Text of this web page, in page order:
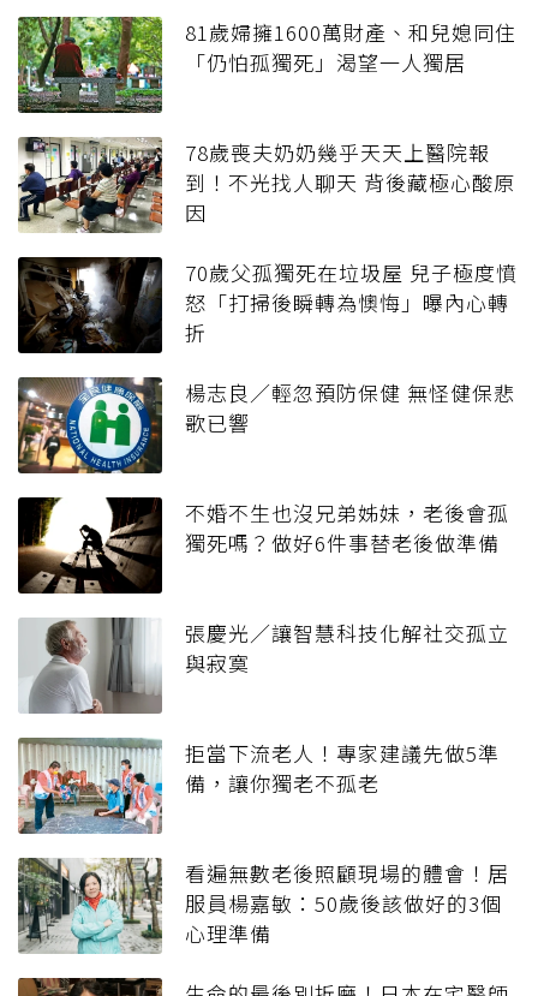
81歲婦擁1600萬財產、和兒媳同住
「仍怕孤獨死」渴望一人獨居
78歲喪夫奶奶幾乎天天上醫院報
到！不光找人聊天 背後藏極心酸原
因
70歲父孤獨死在垃圾屋 兒子極度憤
怒「打掃後瞬轉為懊悔」曝內心轉
折
楊志良／輕忽預防保健 無怪健保悲
歌已響
不婚不生也沒兄弟姊妹，老後會孤
獨死嗎？做好6件事替老後做準備
張慶光／讓智慧科技化解社交孤立
與寂寞
拒當下流老人！專家建議先做5準
備，讓你獨老不孤老
看遍無數老後照顧現場的體會！居
服員楊嘉敏：50歲後該做好的3個
心理準備